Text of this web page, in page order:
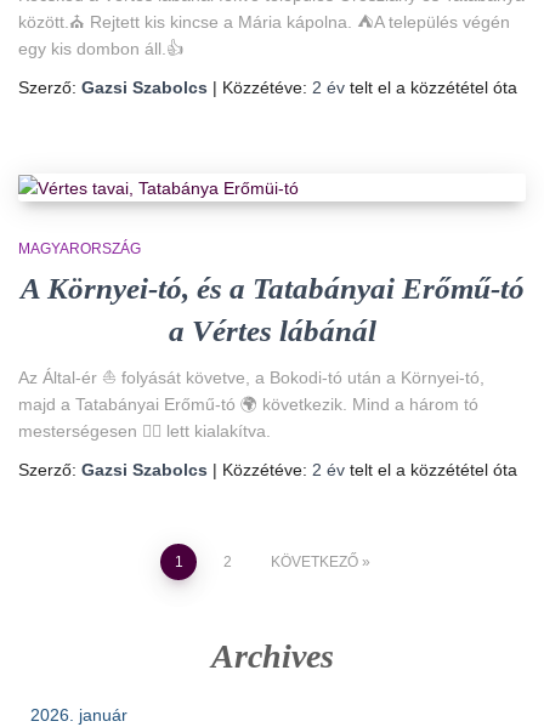
között.⛪ Rejtett kis kincse a Mária kápolna. ⛺A település végén
egy kis dombon áll.👍
Szerző: Gazsi Szabolcs | Közzétéve: 2 év telt el a közzététel óta
MAGYARORSZÁG
A Környei-tó, és a Tatabányai Erőmű-tó
a Vértes lábánál
Az Által-ér ⛵ folyását követve, a Bokodi-tó után a Környei-tó,
majd a Tatabányai Erőmű-tó 🌍 következik. Mind a három tó
mesterségesen 👷‍♂️ lett kialakítva.
Szerző: Gazsi Szabolcs | Közzétéve: 2 év telt el a közzététel óta
Bejegyzések
1 2 KÖVETKEZŐ
Archives
2026. január